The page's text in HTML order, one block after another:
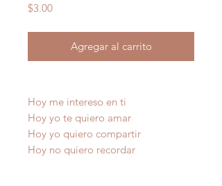
$3.00Precio
Agregar al carrito
Hoy me intereso en ti
Hoy yo te quiero amar
Hoy yo quiero compartir
Hoy no quiero recordar